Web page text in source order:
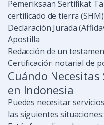
Pemeriksaan Sertifikat
certificado de tierra (SHM)
Declaración Jurada
Apostilla
Redacción de un
Certificación notarial de
Cuándo
en Indonesia
Puedes necesitar
las siguientes situaciones: